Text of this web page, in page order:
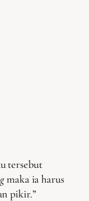
tersebut
maka ia harus
pikir.”